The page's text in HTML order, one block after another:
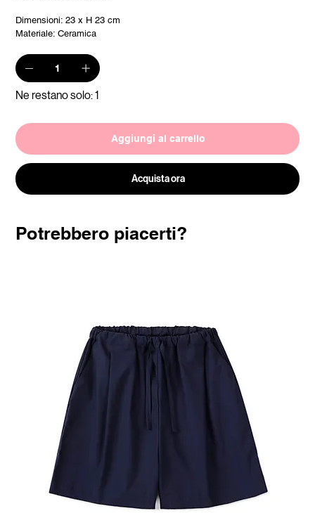
Dimensioni: 23 x H 23 cm
Materiale: Ceramica
Ne restano solo: 1
Aggiungi al carrello
Acquista ora
Potrebbero piacerti?